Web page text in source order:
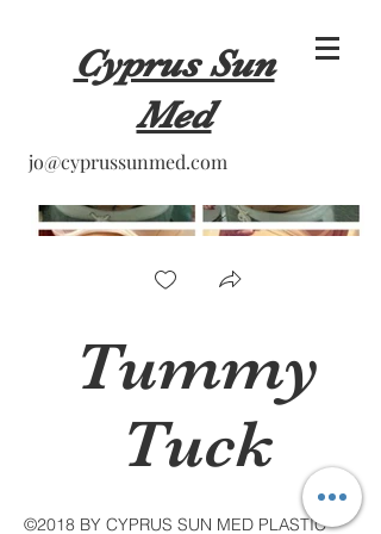
Cyprus Sun
Med
jo@cyprussunmed.com
Tummy
Tuck
©2018 BY CYPRUS SUN MED PLASTIC